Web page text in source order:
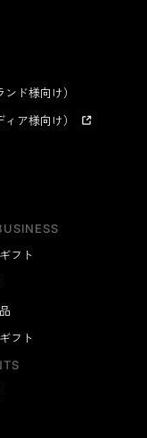
ド様向け）
ア様向け）
フト
フト